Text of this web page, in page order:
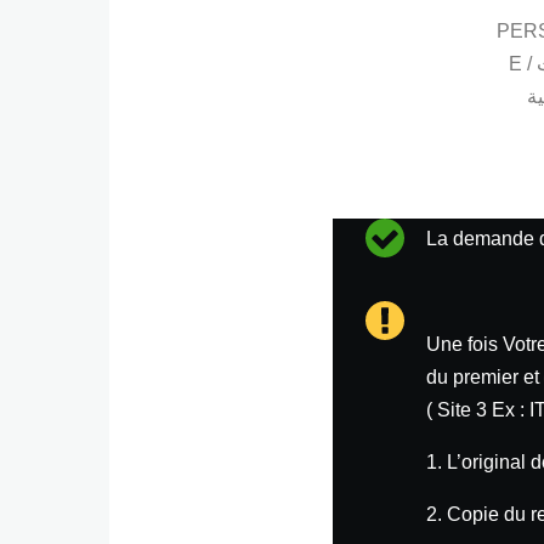
E / المعلومات
La demande
Warning
message
Une fois
du premier
( Site 3 Ex :
1. L’original
2. Copie du